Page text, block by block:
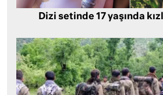
Dizi setinde 17 yaşında